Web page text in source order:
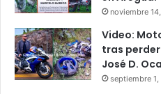
noviembre
Video:
tras
José D.
septiembre